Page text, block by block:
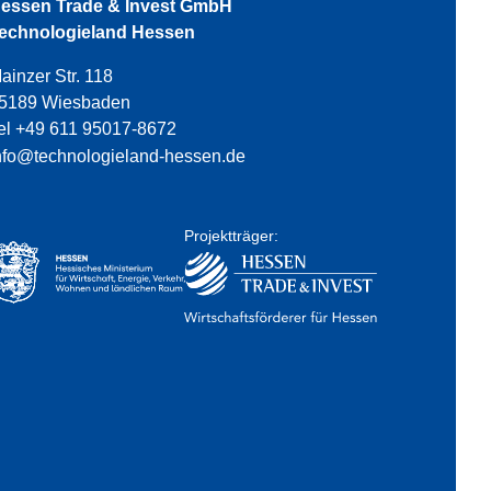
Trade & Invest GmbH
Hessen
Str. 118
Wiesbaden
+49 611 95017-8672
hessen.de
Projektträger: